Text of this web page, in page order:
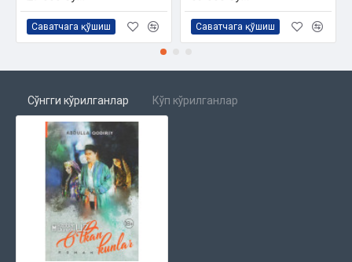
Саватчага қўшиш Саватчага қўшиш
Сўнгги кўрилганлар Кўп кўрилганлар